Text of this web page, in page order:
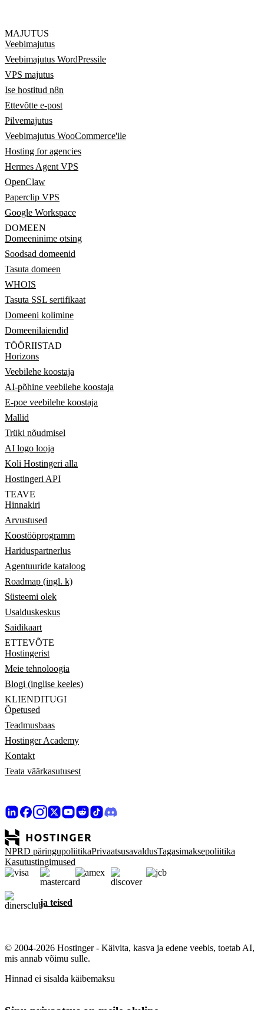
MAJUTUS
Veebimajutus
Veebimajutus WordPressile
VPS majutus
Ise hostitud n8n
Ettevõtte e-post
Pilvemajutus
Veebimajutus WooCommerce'ile
Hosting for agencies
Hermes Agent VPS
OpenClaw
Paperclip VPS
Google Workspace
DOMEEN
Domeeninime otsing
Soodsad domeenid
Tasuta domeen
WHOIS
Tasuta SSL sertifikaat
Domeeni kolimine
Domeenilaiendid
TÖÖRIISTAD
Horizons
Veebilehe koostaja
AI-põhine veebilehe koostaja
E-poe veebilehe koostaja
Mallid
Trüki nõudmisel
AI logo looja
Koli Hostingeri alla
Hostingeri API
TEAVE
Hinnakiri
Arvustused
Koostööprogramm
Hariduspartnerlus
Agentuuride kataloog
Roadmap (ingl. k)
Süsteemi olek
Usalduskeskus
Saidikaart
ETTEVÕTE
Hostingerist
Meie tehnoloogia
Blogi (inglise keeles)
KLIENDITUGI
Õpetused
Teadmusbaas
Hostinger Academy
Kontakt
Teata väärkasutusest
NPRD päringupoliitikaPrivaatsusavaldusTagasimaksepoliitika
Kasutustingimused
ja teised
© 2004-2026 Hostinger - Käivita, kasva ja edene veebis, toetab AI,
mis annab võimu sulle.
Hinnad ei sisalda käibemaksu